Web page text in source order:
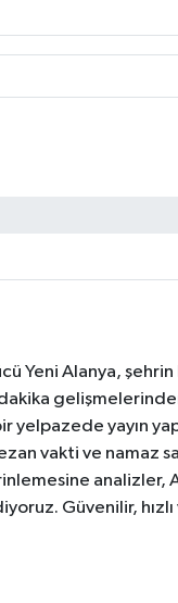
Yeni Alanya, şehrin
yelpazede yayın
vakti ve namaz
analizler,
Güvenilir,